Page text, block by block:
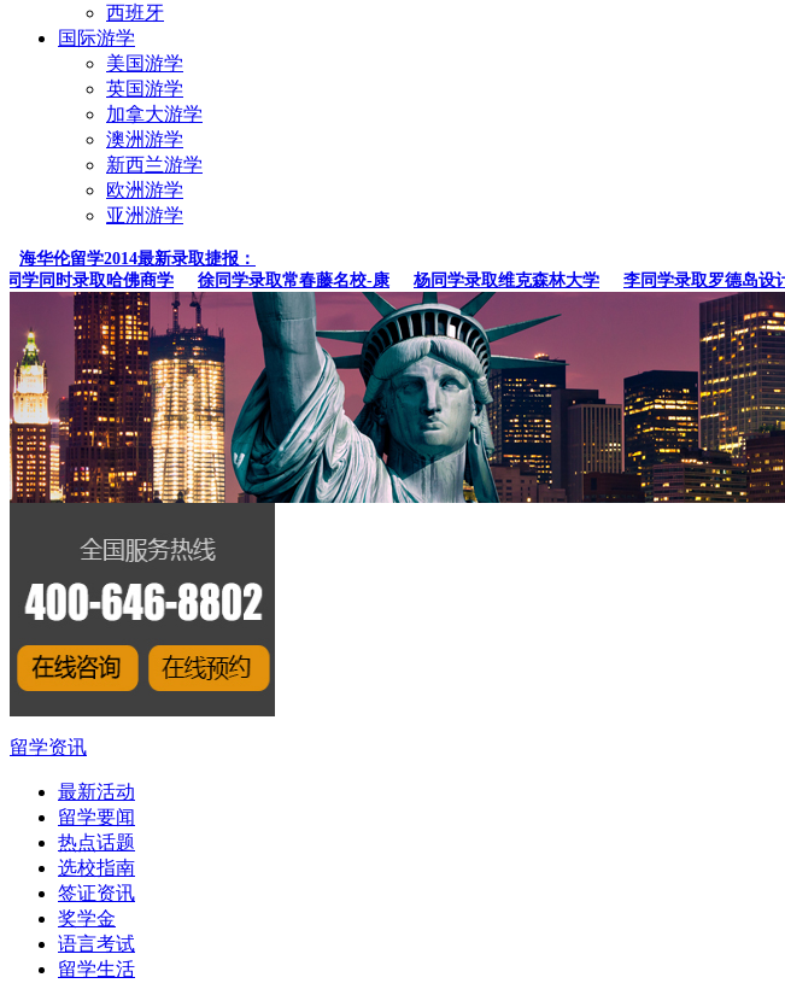
西班牙
国际游学
美国游学
英国游学
加拿大游学
澳洲游学
新西兰游学
欧洲游学
亚洲游学
海华伦留学2014最新录取捷报：
同时录取哈佛商学
徐同学录取常春藤名校-康 杨同学录取维克森林大学 李同学录取罗德岛设计学
留学资讯
最新活动
留学要闻
热点话题
选校指南
签证资讯
奖学金
语言考试
留学生活